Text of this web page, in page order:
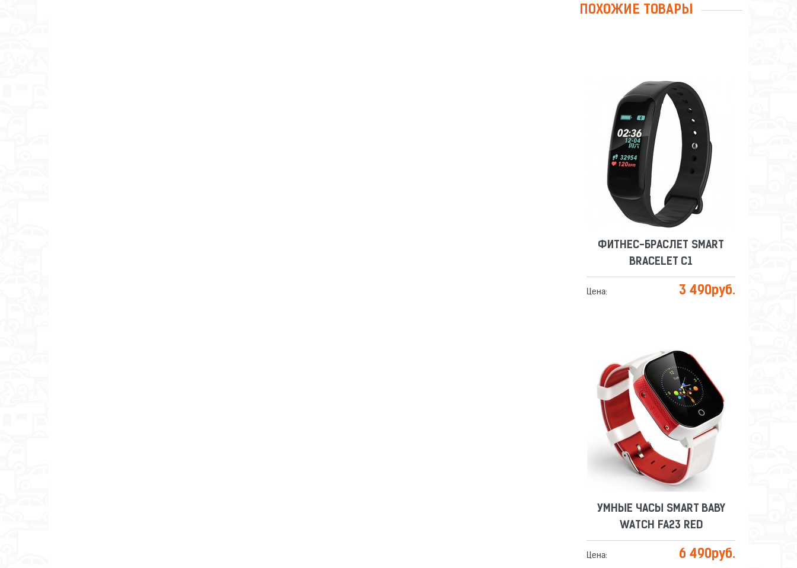
ПОХОЖИЕ ТОВАРЫ
ФИТНЕС-БРАСЛЕТ SMART
BRACELET C1
Сравнить Отложить
ФИТНЕС-БРАСЛЕТ SMART
BRACELET C1
Цена: 3 490руб.
УМНЫЕ ЧАСЫ SMART BABY
WATCH FA23 RED
Сравнить Отложить
УМНЫЕ ЧАСЫ SMART BABY
WATCH FA23 RED
Цена: 6 490руб.